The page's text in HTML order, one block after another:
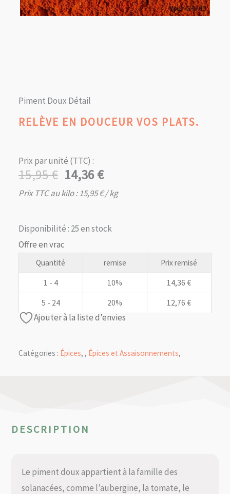
Piment Doux Détail
RELÈVE EN DOUCEUR VOS PLATS.
Prix par unité (TTC) :
15,95€
Le
prix
était :
15,95 €.
14,36€
Le
prix
est :
14,36 €.
Prix TTC au kilo :15,95€/ kg
Disponibilité : 25 en stock
Offre en vrac
Quantité remise Prix remisé
1 - 4 10% 14,36€
5 - 24 20% 12,76€
Ajouter à la liste d’envies
Catégories : Épices, , Épices et Assaisonnements,
DESCRIPTION
Le piment doux appartient à la famille des
solanacées, comme l’aubergine, la tomate, le